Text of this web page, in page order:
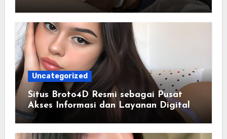
Uncategorized
Situs Broto4D Resmi sebagai Pusat
Akses Informasi dan Layanan Digital